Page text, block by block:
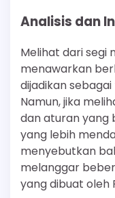
Analisis dan
Melihat dari segi
menawarkan
dijadikan
Namun, jika
dan aturan yang
yang lebih
menyebutkan
melanggar
yang dibuat oleh